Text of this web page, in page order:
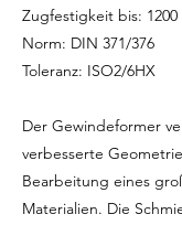
Zugfestigkeit bis:
Norm: DIN 371/376
Toleranz: ISO2/6HX
Der Gewindeformer
verbesserte
Bearbeitung eines
Materialien. Die